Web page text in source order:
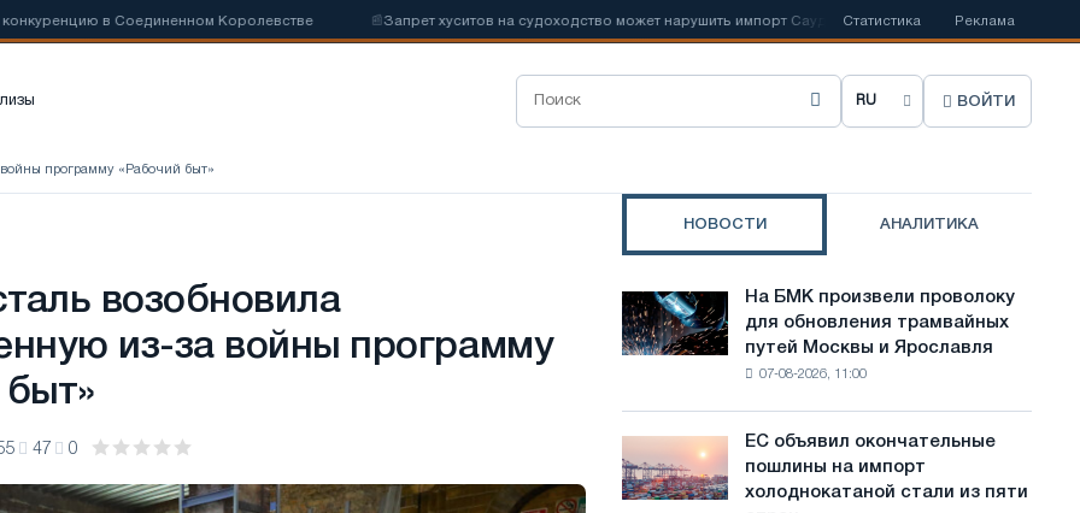
в Соединенном Королевстве Запрет хуситов на судоходство может нарушить импорт Саудовской стали Испанский
Статистика Реклама
В
б
т
ь
з
ы
ВОЙТИ
программу «Рабочий быт»
возобновила
из-за войны программу
47 0
НОВОСТИ АНАЛИТИКА
На
БМК
произвели
трамвайных
путей
На БМК произвели проволоку
для обновления трамвайных
путей Москвы и Ярославля
07-08-2026, 11:00
объявил
окончательные
ЕС объявил окончательные
пошлины на импорт
холоднокатаной стали из пяти